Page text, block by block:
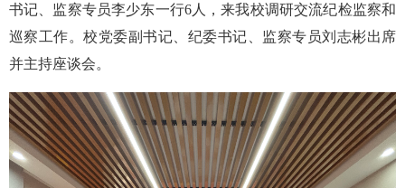
书记、监察专员李少东一行6人，来我校调研交流纪检监察和
巡察工作。校党委副书记、纪委书记、监察专员刘志彬出席
并主持座谈会。